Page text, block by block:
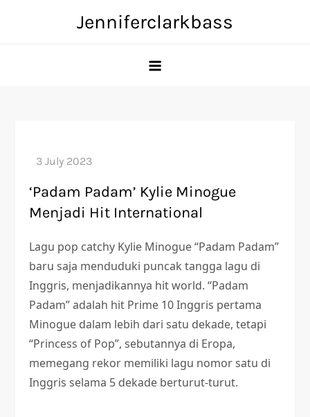
Jenniferclarkbass
‘Padam Padam’ Kylie Minogue
Menjadi Hit International
Lagu pop catchy Kylie Minogue “Padam Padam”
baru saja menduduki puncak tangga lagu di
Inggris, menjadikannya hit world. “Padam
Padam” adalah hit Prime 10 Inggris pertama
Minogue dalam lebih dari satu dekade, tetapi
“Princess of Pop”, sebutannya di Eropa,
memegang rekor memiliki lagu nomor satu di
Inggris selama 5 dekade berturut-turut.